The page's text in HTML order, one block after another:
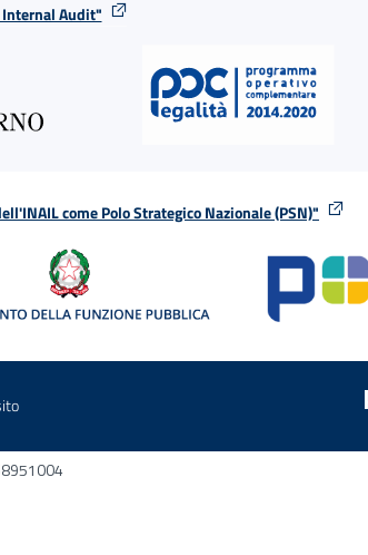
Internal Audit"
come Polo Strategico Nazionale (PSN)"
in una nuova finestra
Sito interno - Apre nella stessa finestra